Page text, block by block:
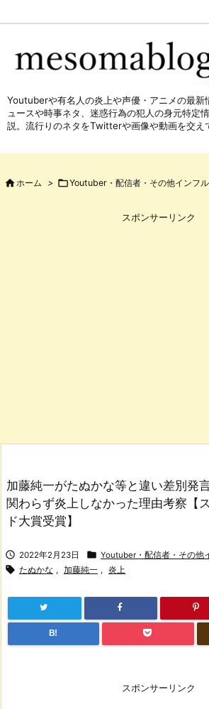
Youtuberや有名人の炎上や声優・アニメの最新
ュースや時事ネタ、迷惑行為の犯人の身元特定
説。流行りのネタをTwitterや画像や動画を交え
 ホーム > Youtuber・配信者・その他インフ
スポンサーリンク
加藤純一がたぬかな等と違い差別発
関わらず炎上しなかった理由考察【
ド大賞受賞】
 2022年2月23日  Youtuber・配信者・その他
 たぬかな , 加藤純一 , 炎上
B!
スポンサーリンク